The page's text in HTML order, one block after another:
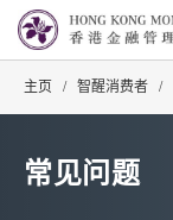
主页 / 智醒消费者 /
常见问题